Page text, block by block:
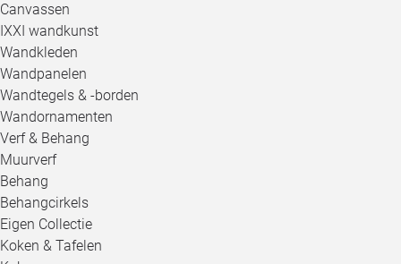
Canvassen
IXXI wandkunst
Wandkleden
Wandpanelen
Wandtegels & -borden
Wandornamenten
Verf & Behang
Muurverf
Behang
Behangcirkels
Eigen Collectie
Koken & Tafelen